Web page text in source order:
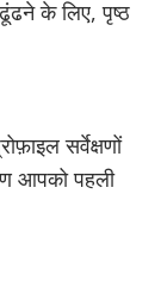
के लिए, पृष्ठ
सर्वेक्षणों
आपको पहली